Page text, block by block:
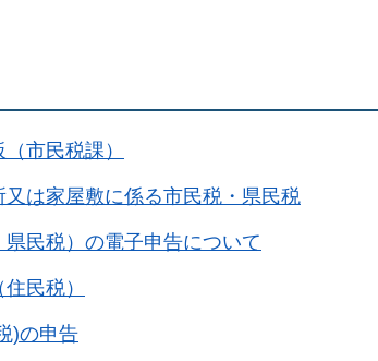
市民税課）
は家屋敷に係る市民税・県民税
民税）の電子申告について
民税）
)の申告